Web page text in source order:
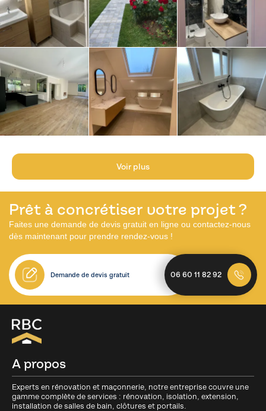
Voir plus
Prêt à concrétiser votre projet ?
Faites une demande de devis gratuit en ligne ou contactez-nous
dès maintenant pour prendre rendez-vous !
Demande de devis gratuit 06 60 11 82 92
A propos
Experts en rénovation et maçonnerie, notre entreprise couvre une
gamme complète de services : rénovation, isolation, extension,
installation de salles de bain, clôtures et portails.